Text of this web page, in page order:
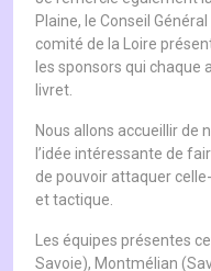
Plaine, le Conseil
comité de la Loire
les sponsors qui chaque
livret.
Nous allons accueillir de
l’idée intéressante de
de pouvoir attaquer
et tactique.
Les équipes présentes
Savoie), Montmélian